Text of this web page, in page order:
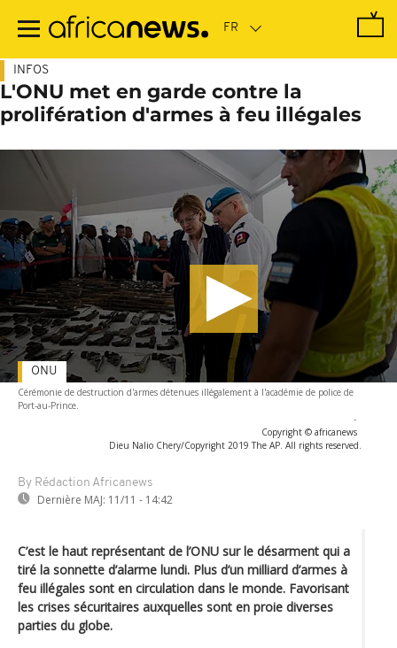
contenu
INFOS
L'ONU met en garde contre la
prolifération d'armes à feu illégales
Cérémonie de destruction d'armes détenues illégalement à l'académie de police de
Port-au-Prince.
-
Copyright © africanews
Dieu Nalio Chery/Copyright 2019 The AP. All rights reserved.
By Rédaction Africanews
Dernière MAJ: 11/11 - 14:42
ONU
C’est le haut représentant de l’ONU sur le désarment qui a
tiré la sonnette d’alarme lundi. Plus d’un milliard d’armes à
feu illégales sont en circulation dans le monde. Favorisant
les crises sécuritaires auxquelles sont en proie diverses
parties du globe.